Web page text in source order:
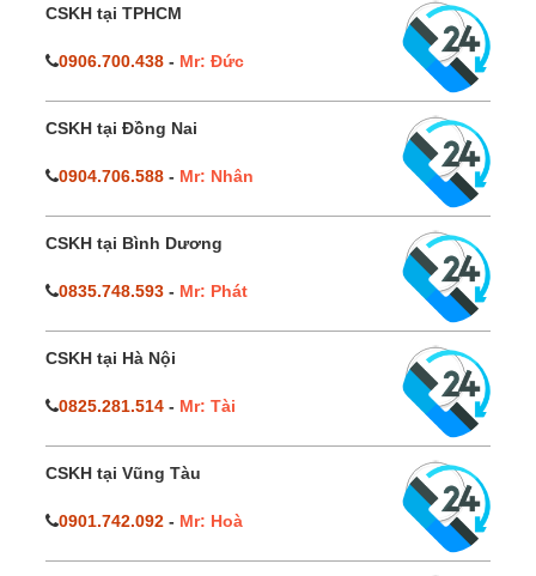
CSKH tại TPHCM
0906.700.438 - Mr: Đức
CSKH tại Đồng Nai
0904.706.588 - Mr: Nhân
CSKH tại Bình Dương
0835.748.593 - Mr: Phát
CSKH tại Hà Nội
0825.281.514 - Mr: Tài
CSKH tại Vũng Tàu
0901.742.092 - Mr: Hoà